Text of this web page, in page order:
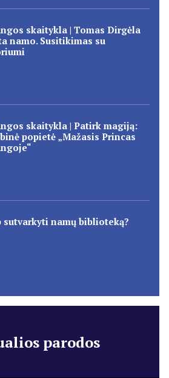
skaitykla | Tomas Dirgėla
namo. Susitikimas su
skaitykla | Patirk magiją:
popietė „Mažasis Princas
sutvarkyti namų biblioteką?
parodos